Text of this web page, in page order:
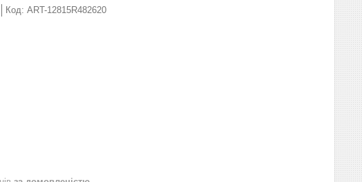
Код: ART-12815R482620